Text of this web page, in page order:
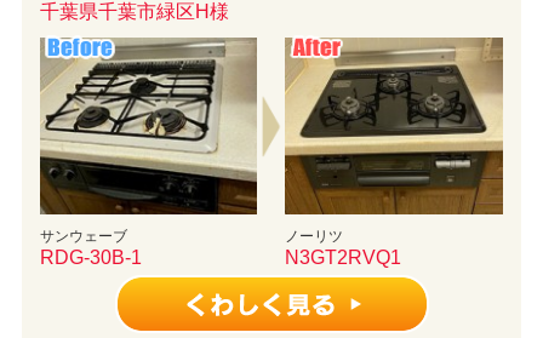
千葉県千葉市緑区H様
サンウェーブ
RDG-30B-1
ノーリツ
N3GT2RVQ1